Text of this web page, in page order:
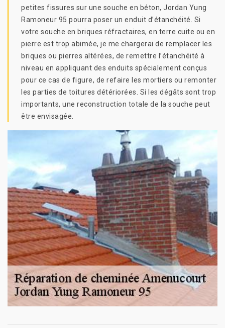
petites fissures sur une souche en béton, Jordan Yung
Ramoneur 95 pourra poser un enduit d’étanchéité. Si
votre souche en briques réfractaires, en terre cuite ou en
pierre est trop abimée, je me chargerai de remplacer les
briques ou pierres altérées, de remettre l’étanchéité à
niveau en appliquant des enduits spécialement conçus
pour ce cas de figure, de refaire les mortiers ou remonter
les parties de toitures détériorées. Si les dégâts sont trop
importants, une reconstruction totale de la souche peut
être envisagée.